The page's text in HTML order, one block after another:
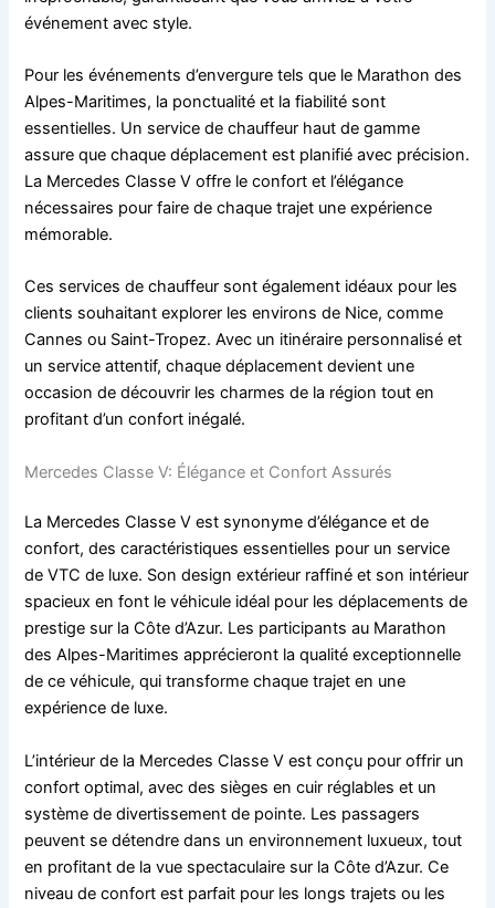
événement avec style.
Pour les événements d’envergure tels que le Marathon des
Alpes-Maritimes, la ponctualité et la fiabilité sont
essentielles. Un service de chauffeur haut de gamme
assure que chaque déplacement est planifié avec précision.
La Mercedes Classe V offre le confort et l’élégance
nécessaires pour faire de chaque trajet une expérience
mémorable.
Ces services de chauffeur sont également idéaux pour les
clients souhaitant explorer les environs de Nice, comme
Cannes ou Saint-Tropez. Avec un itinéraire personnalisé et
un service attentif, chaque déplacement devient une
occasion de découvrir les charmes de la région tout en
profitant d’un confort inégalé.
Mercedes Classe V: Élégance et Confort Assurés
La Mercedes Classe V est synonyme d’élégance et de
confort, des caractéristiques essentielles pour un service
de VTC de luxe. Son design extérieur raffiné et son intérieur
spacieux en font le véhicule idéal pour les déplacements de
prestige sur la Côte d’Azur. Les participants au Marathon
des Alpes-Maritimes apprécieront la qualité exceptionnelle
de ce véhicule, qui transforme chaque trajet en une
expérience de luxe.
L’intérieur de la Mercedes Classe V est conçu pour offrir un
confort optimal, avec des sièges en cuir réglables et un
système de divertissement de pointe. Les passagers
peuvent se détendre dans un environnement luxueux, tout
en profitant de la vue spectaculaire sur la Côte d’Azur. Ce
niveau de confort est parfait pour les longs trajets ou les